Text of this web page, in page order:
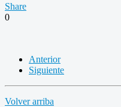
Share
0
Anterior
Siguiente
Volver arriba